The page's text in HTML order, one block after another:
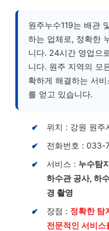
원주누수119는 배관
하는 업체로, 정확한
니다. 24시간 영업으
니다. 원주 지역의 모
확하게 해결하는 서
를 얻고 있습니다.
위치 : 강원 원주
전화번호 : 033-
서비스 : 누수탐
하수관 공사, 하
경 촬영
장점 : 정확한 탐
전문적인 서비스